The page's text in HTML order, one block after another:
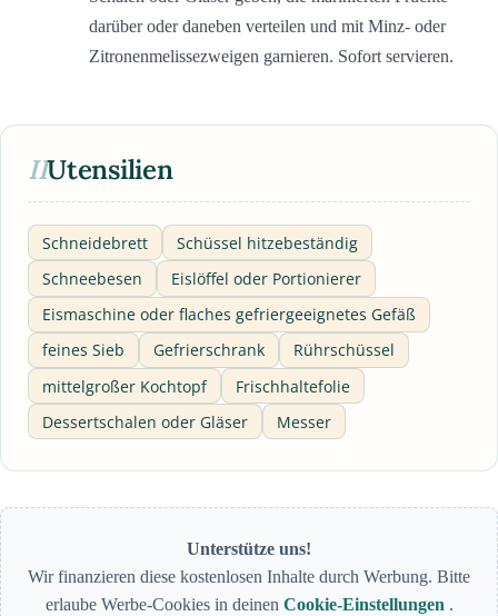
darüber oder daneben verteilen und mit Minz- oder
Zitronenmelissezweigen garnieren. Sofort servieren.
IIUtensilien
Schneidebrett
Schüssel hitzebeständig
Schneebesen
Eislöffel oder Portionierer
Eismaschine oder flaches gefriergeeignetes Gefäß
feines Sieb
Gefrierschrank
Rührschüssel
mittelgroßer Kochtopf
Frischhaltefolie
Dessertschalen oder Gläser
Messer
Unterstütze uns!
Wir finanzieren diese kostenlosen Inhalte durch Werbung. Bitte
erlaube Werbe-Cookies in deinen Cookie-Einstellungen .